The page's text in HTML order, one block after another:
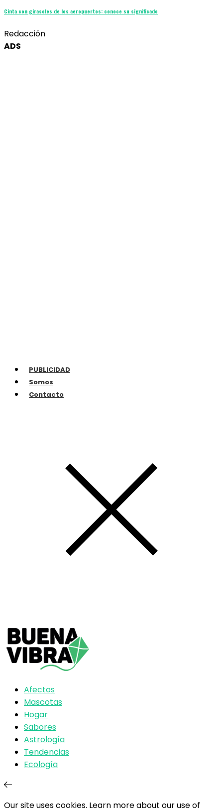
Cinta con girasoles de los aeropuertos: conoce su significado
Redacción
ADS
PUBLICIDAD
Somos
Contacto
Afectos
Mascotas
Hogar
Sabores
Astrología
Tendencias
Ecología
Our site uses cookies. Learn more about our use of